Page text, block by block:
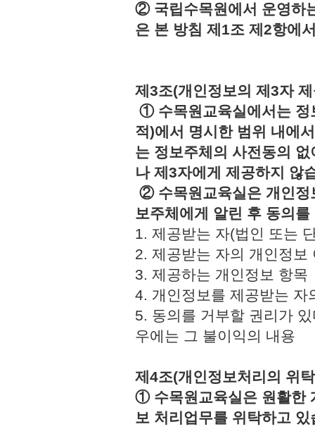
② 국립수목원에서 운영하
은 본 방침 제1조 제2항에
제3조(개인정보의 제3자
① 수목원교육실에서는 정
적)에서 명시한 범위 내에
는 정보주체의 사전동의
나 제3자에게 제공하지 않
② 수목원교육실은 개인정
보주체에게 알린 후 동의
1. 제공받는 자(법인 또
2. 제공받는 자의 개인정
3. 제공하는 개인정보
4. 개인정보를 제공받는
5. 동의를 거부할 권리가
우에는 그 불이익의 내용
제4조(개인정보처리의 위
① 수목원교육실은 원활한
보 처리업무를 위탁하고